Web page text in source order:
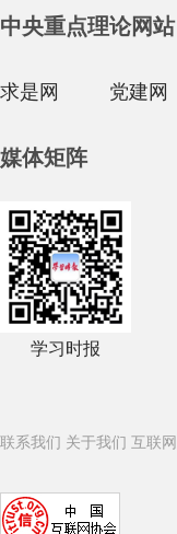
中央重点理论网站
求是网 党建网
媒体矩阵
学习时报
联系我们 关于我们 互联